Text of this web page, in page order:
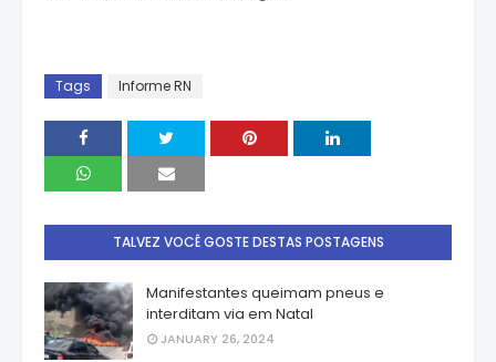
Tags Informe RN
TALVEZ VOCÊ GOSTE DESTAS POSTAGENS
Manifestantes queimam pneus e
interditam via em Natal
JANUARY 26, 2024